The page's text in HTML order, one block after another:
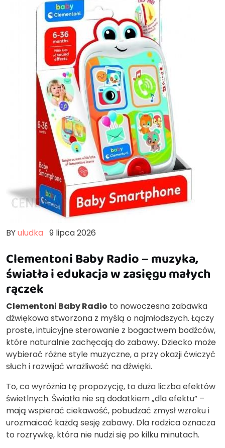
BYuludka 9 lipca 2026
Clementoni Baby Radio – muzyka,
światła i edukacja w zasięgu małych
rączek
Clementoni Baby Radio to nowoczesna zabawka
dźwiękowa stworzona z myślą o najmłodszych. Łączy
proste, intuicyjne sterowanie z bogactwem bodźców,
które naturalnie zachęcają do zabawy. Dziecko może
wybierać różne style muzyczne, a przy okazji ćwiczyć
słuch i rozwijać wrażliwość na dźwięki.
To, co wyróżnia tę propozycję, to duża liczba efektów
świetlnych. Światła nie są dodatkiem „dla efektu” –
mają wspierać ciekawość, pobudzać zmysł wzroku i
urozmaicać każdą sesję zabawy. Dla rodzica oznacza
to rozrywkę, która nie nudzi się po kilku minutach.